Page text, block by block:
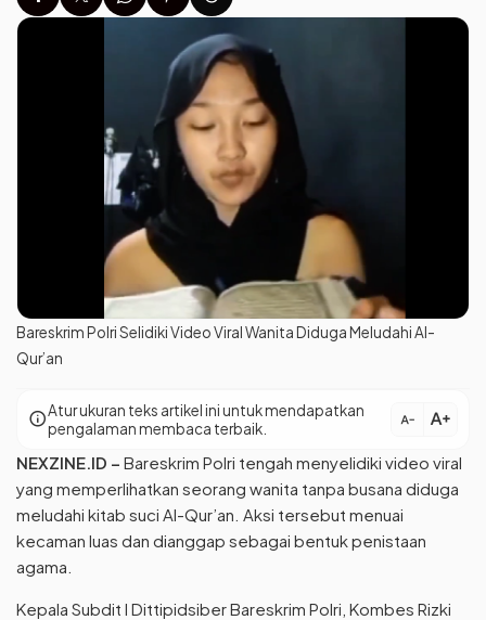
Bareskrim Polri Selidiki Video Viral Wanita Diduga Meludahi Al-
Qur’an
infoAtur ukuran teks artikel ini untuk mendapatkan
pengalaman membaca terbaik.
text_decrease text_increase
NEXZINE.ID – Bareskrim Polri tengah menyelidiki video viral
yang memperlihatkan seorang wanita tanpa busana diduga
meludahi kitab suci Al-Qur’an. Aksi tersebut menuai
kecaman luas dan dianggap sebagai bentuk penistaan
agama.
Kepala Subdit I Dittipidsiber Bareskrim Polri, Kombes Rizki